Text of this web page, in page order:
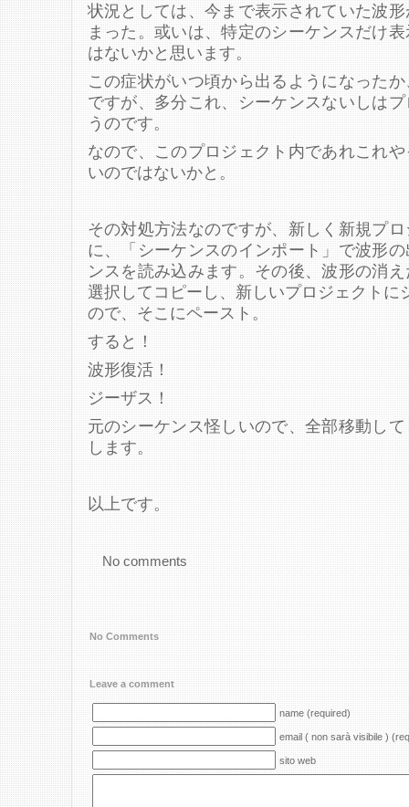
状況としては、今まで表示されていた波
まった。或いは、特定のシーケンスだけ
はないかと思います。
この症状がいつ頃から出るようになった
ですが、多分これ、シーケンスないしは
うのです。
なので、このプロジェクト内であれこれ
いのではないかと。
その対処方法なのですが、新しく新規プ
に、「シーケンスのインポート」で波形
ンスを読み込みます。その後、波形の消
選択してコピーし、新しいプロジェクトに
ので、そこにペースト。
すると！
波形復活！
ジーザス！
元のシーケンス怪しいので、全部移動し
します。
以上です。
No comments
No Comments
Leave a comment
name (required)
email ( non sarà visibile )
sito web